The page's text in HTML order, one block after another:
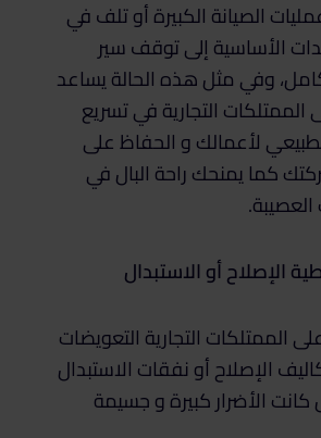
الصيانة الكبيرة أو تلف في
الأساسية إلى توقف سير
وفي مثل هذه الحالة يساعد
الممتلكات التجارية في تسريع
لأعمالك و الحفاظ على
كما يمنحك راحة البال في
الإصلاح أو الاستبدال
الممتلكات التجارية التعويضات
الإصلاح أو نفقات الاستبدال
الأضرار كبيرة و جسيمة